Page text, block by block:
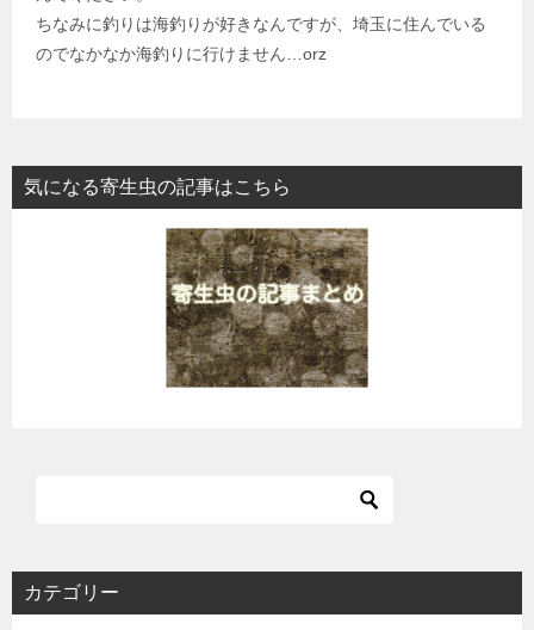
ちなみに釣りは海釣りが好きなんですが、埼玉に住んでいる
のでなかなか海釣りに行けません…orz
気になる寄生虫の記事はこちら
カテゴリー